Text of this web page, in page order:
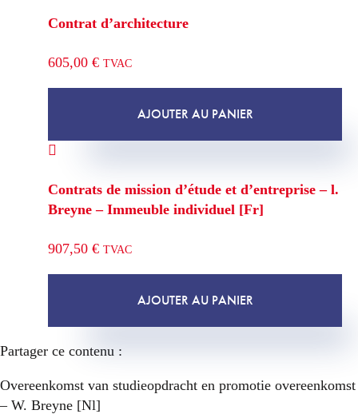
Contrat d’architecture
605,00 € TVAC
AJOUTER AU PANIER
Contrats de mission d’étude et d’entreprise – l.
Breyne – Immeuble individuel [Fr]
907,50 € TVAC
AJOUTER AU PANIER
Partager ce contenu :
Overeenkomst van studieopdracht en promotie overeenkomst
– W. Breyne [Nl]